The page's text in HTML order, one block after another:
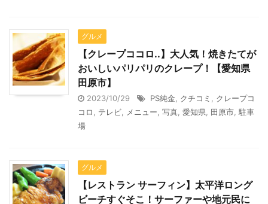
グルメ
【クレープココロ..】大人気！焼きたてが
おいしいパリパリのクレープ！【愛知県
田原市】
2023/10/29 PS純金 クチコミ
クレープコ
コロ
テレビ メニュー 写真 愛知県 田原市 駐車
場
グルメ
【レストラン サーフィン】太平洋ロング
ビーチすぐそこ！サーファーや地元民に